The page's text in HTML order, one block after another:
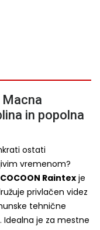
in popolna
ostati
vremenom?
Raintex je
privlačen videz
tehnične
je za mestne